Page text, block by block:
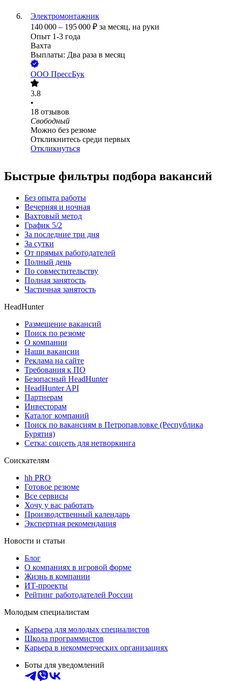
Электромонтажник
140 000 – 195 000 ₽ за месяц, на руки
Опыт 1-3 года
Вахта
Выплаты: Два раза в месяц
ООО ПрессБук
3.8
•
18 отзывов
Свободный
Можно без резюме
Откликнитесь среди первых
Откликнуться
Быстрые фильтры подбора вакансий
Без опыта работы
Вечерняя и ночная
Вахтовый метод
График 5/2
За последние три дня
За сутки
От прямых работодателей
Полный день
По совместительству
Полная занятость
Частичная занятость
HeadHunter
Размещение вакансий
Поиск по резюме
О компании
Наши вакансии
Реклама на сайте
Требования к ПО
Безопасный HeadHunter
HeadHunter API
Партнерам
Инвесторам
Каталог компаний
Поиск по вакансиям в Петропавловке (Республика
Бурятия)
Сетка: соцсеть для нетворкинга
Соискателям
hh PRO
Готовое резюме
Все сервисы
Хочу у вас работать
Производственный календарь
Экспертная рекомендация
Новости и статьи
Блог
О компаниях в игровой форме
Жизнь в компании
ИТ-проекты
Рейтинг работодателей России
Молодым специалистам
Карьера для молодых специалистов
Школа программистов
Карьера в некоммерческих организациях
Боты для уведомлений